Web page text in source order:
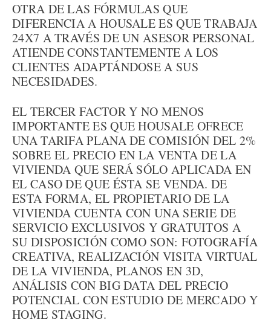
OTRA DE LAS FÓRMULAS QUE
DIFERENCIA A HOUSALE ES QUE TRABAJA
24X7 A TRAVÉS DE UN ASESOR PERSONAL
ATIENDE CONSTANTEMENTE A LOS
CLIENTES ADAPTÁNDOSE A SUS
NECESIDADES.
EL TERCER FACTOR Y NO MENOS
IMPORTANTE ES QUE HOUSALE OFRECE
UNA TARIFA PLANA DE COMISIÓN DEL 2%
SOBRE EL PRECIO EN LA VENTA DE LA
VIVIENDA QUE SERÁ SÓLO APLICADA EN
EL CASO DE QUE ÉSTA SE VENDA. DE
ESTA FORMA, EL PROPIETARIO DE LA
VIVIENDA CUENTA CON UNA SERIE DE
SERVICIO EXCLUSIVOS Y GRATUITOS A
SU DISPOSICIÓN COMO SON: FOTOGRAFÍA
CREATIVA, REALIZACIÓN VISITA VIRTUAL
DE LA VIVIENDA, PLANOS EN 3D,
ANÁLISIS CON BIG DATA DEL PRECIO
POTENCIAL CON ESTUDIO DE MERCADO Y
HOME STAGING.